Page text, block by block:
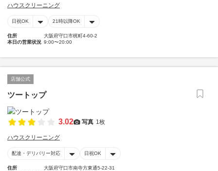
ハウスクリーニング
日祝OK 21時以降OK
住所
大阪府守口市梶町4-60-2
本日の営業状況 9:00〜20:00
店舗公式
ツートップ
3.02 写真 1枚
ハウスクリーニング
配達・デリバリー対応 日祝OK
住所
大阪府守口市南寺方東通5-22-31